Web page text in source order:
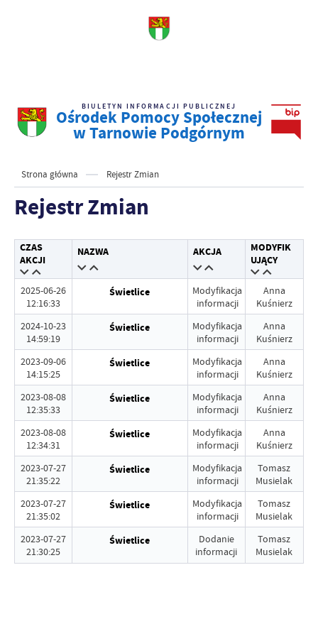
BIULETYN INFORMACJI PUBLICZNEJ
Ośrodek Pomocy Społecznej
w Tarnowie Podgórnym
Strona główna Rejestr Zmian
Rejestr Zmian
CZAS
AKCJI
NAZWA AKCJA
MODYFIK
UJĄCY
2025-06-26
12:16:33
Świetlice
Modyfikacja
informacji
Anna
Kuśnierz
2024-10-23
14:59:19
Świetlice
Modyfikacja
informacji
Anna
Kuśnierz
2023-09-06
14:15:25
Świetlice
Modyfikacja
informacji
Anna
Kuśnierz
2023-08-08
12:35:33
Świetlice
Modyfikacja
informacji
Anna
Kuśnierz
2023-08-08
12:34:31
Świetlice
Modyfikacja
informacji
Anna
Kuśnierz
2023-07-27
21:35:22
Świetlice
Modyfikacja
informacji
Tomasz
Musielak
2023-07-27
21:35:02
Świetlice
Modyfikacja
informacji
Tomasz
Musielak
2023-07-27
21:30:25
Świetlice
Dodanie
informacji
Tomasz
Musielak